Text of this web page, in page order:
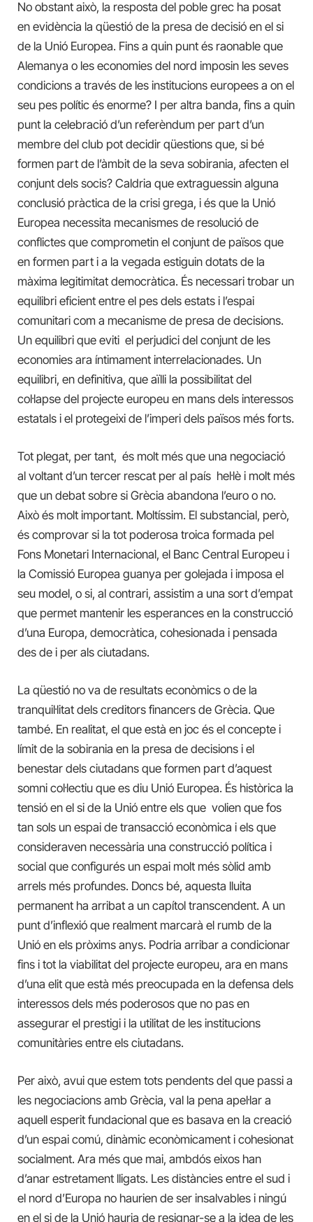
No obstant això, la resposta del poble grec ha posat
en evidència la qüestió de la presa de decisió en el si
de la Unió Europea. Fins a quin punt és raonable que
Alemanya o les economies del nord imposin les seves
condicions a través de les institucions europees a on el
seu pes polític és enorme? I per altra banda, fins a quin
punt la celebració d’un referèndum per part d’un
membre del club pot decidir qüestions que, si bé
formen part de l’àmbit de la seva sobirania, afecten el
conjunt dels socis? Caldria que extraguessin alguna
conclusió pràctica de la crisi grega, i és que la Unió
Europea necessita mecanismes de resolució de
conflictes que comprometin el conjunt de països que
en formen part i a la vegada estiguin dotats de la
màxima legitimitat democràtica. És necessari trobar un
equilibri eficient entre el pes dels estats i l’espai
comunitari com a mecanisme de presa de decisions.
Un equilibri que eviti el perjudici del conjunt de les
economies ara íntimament interrelacionades. Un
equilibri, en definitiva, que aïlli la possibilitat del
col·lapse del projecte europeu en mans dels interessos
estatals i el protegeixi de l’imperi dels països més forts.
Tot plegat, per tant, és molt més que una negociació
al voltant d’un tercer rescat per al país hel·lè i molt més
que un debat sobre si Grècia abandona l’euro o no.
Això és molt important. Moltíssim. El substancial, però,
és comprovar si la tot poderosa troica formada pel
Fons Monetari Internacional, el Banc Central Europeu i
la Comissió Europea guanya per golejada i imposa el
seu model, o si, al contrari, assistim a una sort d’empat
que permet mantenir les esperances en la construcció
d’una Europa, democràtica, cohesionada i pensada
des de i per als ciutadans.
La qüestió no va de resultats econòmics o de la
tranquil·litat dels creditors financers de Grècia. Que
també. En realitat, el que està en joc és el concepte i
límit de la sobirania en la presa de decisions i el
benestar dels ciutadans que formen part d’aquest
somni col·lectiu que es diu Unió Europea. És històrica la
tensió en el si de la Unió entre els que volien que fos
tan sols un espai de transacció econòmica i els que
consideraven necessària una construcció política i
social que configurés un espai molt més sòlid amb
arrels més profundes. Doncs bé, aquesta lluita
permanent ha arribat a un capítol transcendent. A un
punt d’inflexió que realment marcarà el rumb de la
Unió en els pròxims anys. Podria arribar a condicionar
fins i tot la viabilitat del projecte europeu, ara en mans
d’una elit que està més preocupada en la defensa dels
interessos dels més poderosos que no pas en
assegurar el prestigi i la utilitat de les institucions
comunitàries entre els ciutadans.
Per això, avui que estem tots pendents del que passi a
les negociacions amb Grècia, val la pena apel·lar a
aquell esperit fundacional que es basava en la creació
d’un espai comú, dinàmic econòmicament i cohesionat
socialment. Ara més que mai, ambdós eixos han
d’anar estretament lligats. Les distàncies entre el sud i
el nord d’Europa no haurien de ser insalvables i ningú
en el si de la Unió hauria de resignar-se a la idea de les